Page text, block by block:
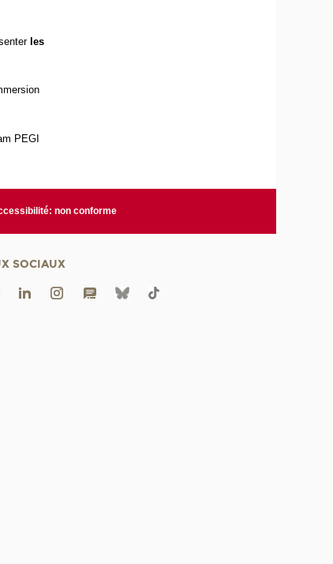
les
PEGI
non conforme
SOCIAUX